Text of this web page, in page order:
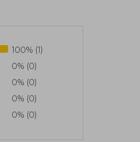
100% (1)
0% (0)
0% (0)
0% (0)
0% (0)